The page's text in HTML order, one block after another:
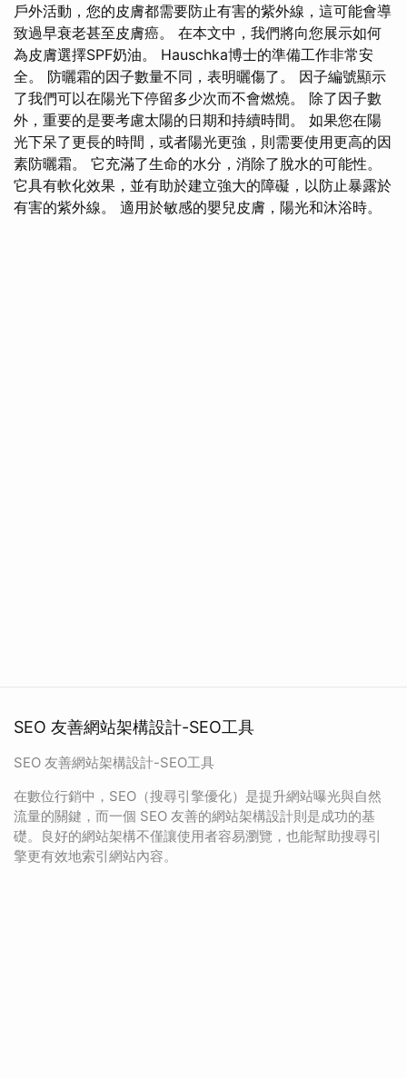
戶外活動，您的皮膚都需要防止有害的紫外線，這可能會導
致過早衰老甚至皮膚癌。 在本文中，我們將向您展示如何
為皮膚選擇SPF奶油。 Hauschka博士的準備工作非常安
全。 防曬霜的因子數量不同，表明曬傷了。 因子編號顯示
了我們可以在陽光下停留多少次而不會燃燒。 除了因子數
外，重要的是要考慮太陽的日期和持續時間。 如果您在陽
光下呆了更長的時間，或者陽光更強，則需要使用更高的因
素防曬霜。 它充滿了生命的水分，消除了脫水的可能性。
它具有軟化效果，並有助於建立強大的障礙，以防止暴露於
有害的紫外線。 適用於敏感的嬰兒皮膚，陽光和沐浴時。
SEO 友善網站架構設計-SEO工具
SEO 友善網站架構設計-SEO工具
在數位行銷中，SEO（搜尋引擎優化）是提升網站曝光與自然
流量的關鍵，而一個 SEO 友善的網站架構設計則是成功的基
礎。良好的網站架構不僅讓使用者容易瀏覽，也能幫助搜尋引
擎更有效地索引網站內容。